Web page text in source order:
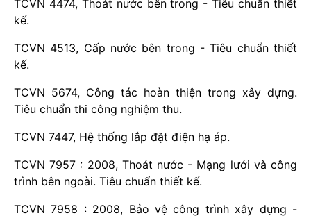
TCVN 4474, Thoát nước bên trong - Tiêu chuẩn thiết
kế.
TCVN 4513, Cấp nước bên trong - Tiêu chuẩn thiết
kế.
TCVN 5674, Công tác hoàn thiện trong xây dựng.
Tiêu chuẩn thi công nghiệm thu.
TCVN 7447, Hệ thống lắp đặt điện hạ áp.
TCVN 7957 : 2008, Thoát nước - Mạng lưới và công
trình bên ngoài. Tiêu chuẩn thiết kế.
TCVN 7958 : 2008, Bảo vệ công trình xây dựng -